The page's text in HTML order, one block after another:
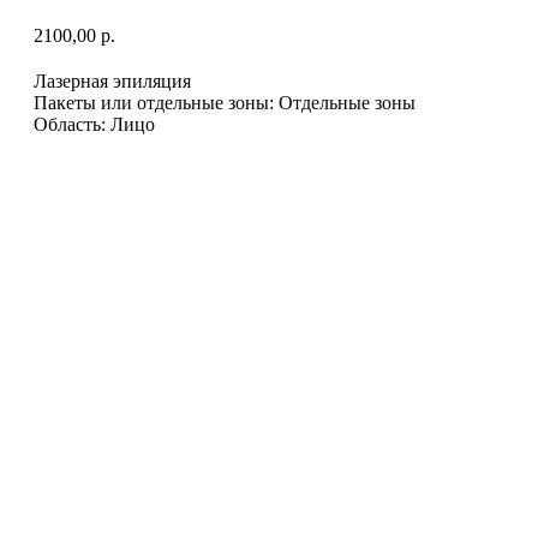
2100,00 р.
Лазерная эпиляция
Пакеты или отдельные зоны: Отдельные зоны
Область: Лицо